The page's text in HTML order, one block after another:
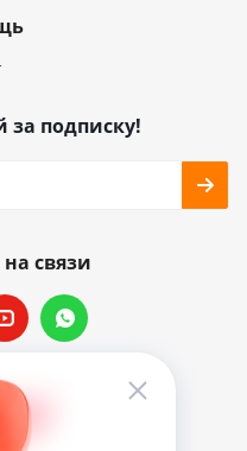
за подписку!
связи